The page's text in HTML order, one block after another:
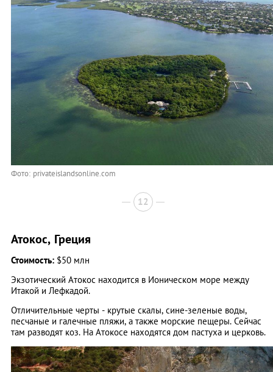
Фото: privateislandsonline.com
12
Атокос, Греция
Стоимость: $50 млн
Экзотический Атокос находится в Ионическом море между
Итакой и Лефкадой.
Отличительные черты - крутые скалы, сине-зеленые воды,
песчаные и галечные пляжи, а также морские пещеры. Сейчас
там разводят коз. На Атокосе находятся дом пастуха и церковь.